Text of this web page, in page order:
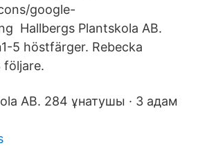
google-
Hallbergs Plantskola AB.
5 höstfärger. Rebecka
följare.
AB. 284 ұнатушы · 3 адам